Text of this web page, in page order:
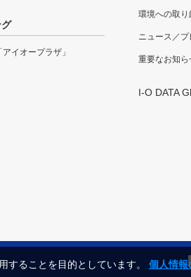
イオープラザ」
環境への取り
ニュース／
重要なお知ら
I-O DATA
ることを目的としています。 個人情報